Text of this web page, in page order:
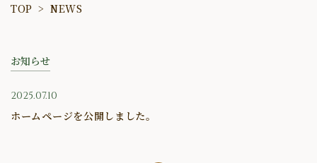
TOP > NEWS
お知らせ
2025.07.10
ホームページを公開しました。